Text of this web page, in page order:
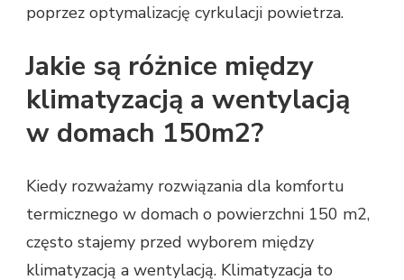
poprzez optymalizację cyrkulacji powietrza.
Jakie są różnice między
klimatyzacją a wentylacją
w domach 150m2?
Kiedy rozważamy rozwiązania dla komfortu
termicznego w domach o powierzchni 150 m2,
często stajemy przed wyborem między
klimatyzacją a wentylacją. Klimatyzacja to